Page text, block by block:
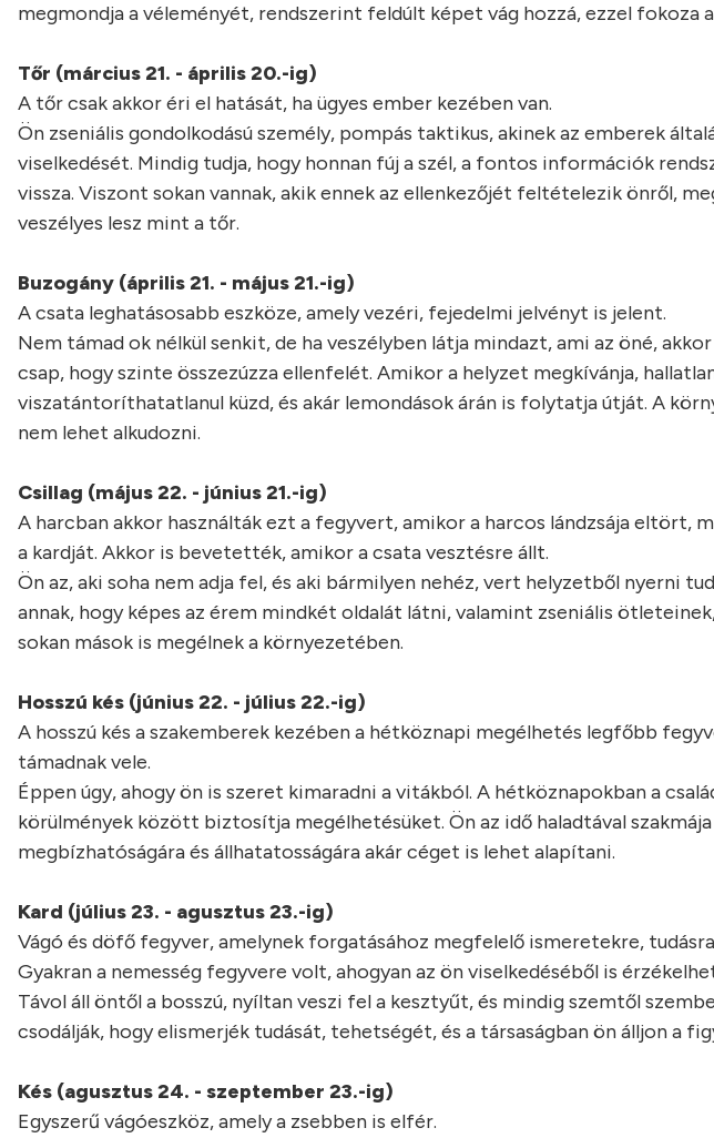
megmondja a véleményét, rendszerint feldúlt képet vág hozzá, ezzel fokoza
Tőr (március 21. - április 20.-ig)
A tőr csak akkor éri el hatását, ha ügyes ember kezében van.
Ön zseniális gondolkodású személy, pompás taktikus, akinek az emberek
viselkedését. Mindig tudja, hogy honnan fúj a szél, a fontos információk
vissza. Viszont sokan vannak, akik ennek az ellenkezőjét feltételezik önről,
veszélyes lesz mint a tőr.
Buzogány (április 21. - május 21.-ig)
A csata leghatásosabb eszköze, amely vezéri, fejedelmi jelvényt is jelent.
Nem támad ok nélkül senkit, de ha veszélyben látja mindazt, ami az öné,
csap, hogy szinte összezúzza ellenfelét. Amikor a helyzet megkívánja,
viszatántoríthatatlanul küzd, és akár lemondások árán is folytatja útját. A
nem lehet alkudozni.
Csillag (május 22. - június 21.-ig)
A harcban akkor használták ezt a fegyvert, amikor a harcos lándzsája eltört,
a kardját. Akkor is bevetették, amikor a csata vesztésre állt.
Ön az, aki soha nem adja fel, és aki bármilyen nehéz, vert helyzetből nyerni
annak, hogy képes az érem mindkét oldalát látni, valamint zseniális
sokan mások is megélnek a környezetében.
Hosszú kés (június 22. - július 22.-ig)
A hosszú kés a szakemberek kezében a hétköznapi megélhetés legfőbb
támadnak vele.
Éppen úgy, ahogy ön is szeret kimaradni a vitákból. A hétköznapokban a
körülmények között biztosítja megélhetésüket. Ön az idő haladtával szakmája
megbízhatóságára és állhatatosságára akár céget is lehet alapítani.
Kard (július 23. - agusztus 23.-ig)
Vágó és döfő fegyver, amelynek forgatásához megfelelő ismeretekre, tudásra
Gyakran a nemesség fegyvere volt, ahogyan az ön viselkedéséből is
Távol áll öntől a bosszú, nyíltan veszi fel a kesztyűt, és mindig szemtől
csodálják, hogy elismerjék tudását, tehetségét, és a társaságban ön álljon a
Kés (agusztus 24. - szeptember 23.-ig)
Egyszerű vágóeszköz, amely a zsebben is elfér.